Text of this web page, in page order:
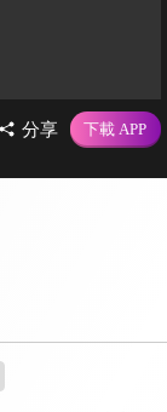
分享